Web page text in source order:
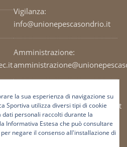
Vigilanza:
info@unionepescasondrio.it
Amministrazione:
Ufficio tecnico:
tecnico@unionepescasondrio.it
Informazioni:
la sua esperienza di navigazione su
Sportiva utilizza diversi tipi di cookie
dati personali raccolti durante la
Informativa Estesa che può consultare
negare il consenso all'installazione di